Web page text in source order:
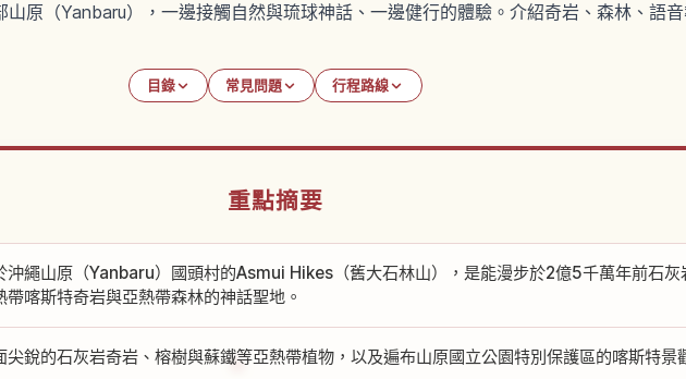
原（Yanbaru），一邊接觸自然與琉球神話、一邊健行的體驗。介紹奇岩、森林、語
目錄 常見問題 行程路線
重點摘要
沖繩山原（Yanbaru）國頭村的Asmui Hikes（舊大石林山），是能漫步於2億5千萬年前石灰
帶喀斯特奇岩與亞熱帶森林的神話聖地。
尖銳的石灰岩奇岩、榕樹與蘇鐵等亞熱帶植物，以及遍布山原國立公園特別保護區的喀斯特景